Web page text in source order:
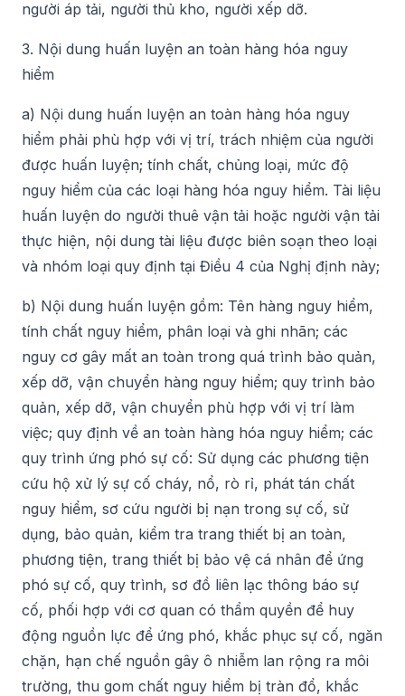
người áp tải, người thủ kho, người xếp dỡ.
3. Nội dung huấn luyện an toàn hàng hóa nguy
hiểm
a) Nội dung huấn luyện an toàn hàng hóa nguy
hiểm phải phù hợp với vị trí, trách nhiệm của người
được huấn luyện; tính chất, chủng loại, mức độ
nguy hiểm của các loại hàng hóa nguy hiểm. Tài liệu
huấn luyện do người thuê vận tải hoặc người vận tải
thực hiện, nội dung tài liệu được biên soạn theo loại
và nhóm loại quy định tại Điều 4 của Nghị định này;
b) Nội dung huấn luyện gồm: Tên hàng nguy hiểm,
tính chất nguy hiểm, phân loại và ghi nhãn; các
nguy cơ gây mất an toàn trong quá trình bảo quản,
xếp dỡ, vận chuyển hàng nguy hiểm; quy trình bảo
quản, xếp dỡ, vận chuyển phù hợp với vị trí làm
việc; quy định về an toàn hàng hóa nguy hiểm; các
quy trình ứng phó sự cố: Sử dụng các phương tiện
cứu hộ xử lý sự cố cháy, nổ, rò rỉ, phát tán chất
nguy hiểm, sơ cứu người bị nạn trong sự cố, sử
dụng, bảo quản, kiểm tra trang thiết bị an toàn,
phương tiện, trang thiết bị bảo vệ cá nhân để ứng
phó sự cố, quy trình, sơ đồ liên lạc thông báo sự
cố, phối hợp với cơ quan có thẩm quyền để huy
động nguồn lực để ứng phó, khắc phục sự cố, ngăn
chặn, hạn chế nguồn gây ô nhiễm lan rộng ra môi
trường, thu gom chất nguy hiểm bị tràn đổ, khắc